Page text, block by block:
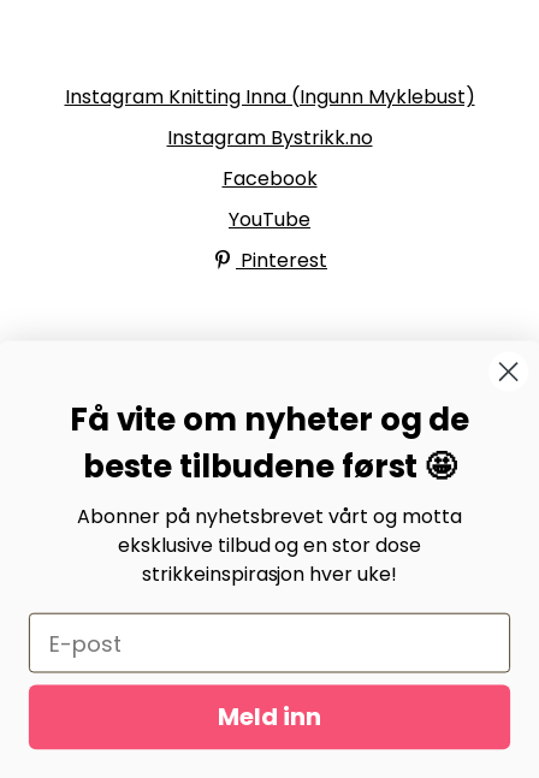
Instagram Knitting Inna (Ingunn Myklebust)
Instagram Bystrikk.no
Facebook
YouTube
Pinterest
Bli medlem av Bystrikk-forumet vårt på Facebook og
møt både designere og teststrikkere, samt 31.000
andre Bystrikkere som deler erfaringer, bilder og
inspirasjon.
Bli medlem her.
Få vite om nyheter og de
beste tilbudene først 🤩
Abonner på nyhetsbrevet vårt og motta
eksklusive tilbud og en stor dose
strikkeinspirasjon hver uke!
Meld inn